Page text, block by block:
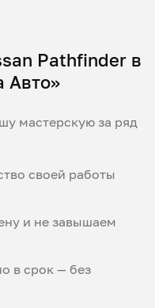
Pathfinder в
Авто»
мастерскую за ряд
своей работы
и не завышаем
в срок — без